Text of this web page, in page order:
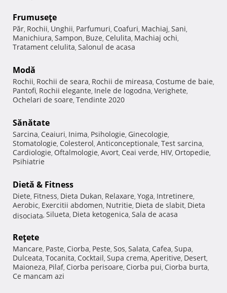
Frumuseţe
Păr, Rochii, Unghii, Parfumuri, Coafuri, Machiaj, Sani,
Manichiura, Sampon, Buze, Celulita, Machiaj ochi,
Tratament celulita, Salonul de acasa
Modă
Rochii, Rochii de seara, Rochii de mireasa, Costume de baie,
Pantofi, Rochii elegante, Inele de logodna, Verighete,
Ochelari de soare, Tendinte 2020
Sănătate
Sarcina, Ceaiuri, Inima, Psihologie, Ginecologie,
Stomatologie, Colesterol, Anticonceptionale, Test sarcina,
Cardiologie, Oftalmologie, Avort, Ceai verde, HIV, Ortopedie,
Psihiatrie
Dietă & Fitness
Diete, Fitness, Dieta Dukan, Relaxare, Yoga, Intretinere,
Aerobic, Exercitii abdomen, Nutritie, Dieta de slabit, Dieta
disociata, Silueta, Dieta ketogenica, Sala de acasa
Reţete
Mancare, Paste, Ciorba, Peste, Sos, Salata, Cafea, Supa,
Dulceata, Tocanita, Cocktail, Supa crema, Aperitive, Desert,
Maioneza, Pilaf, Ciorba perisoare, Ciorba pui, Ciorba burta,
Ce mancam azi